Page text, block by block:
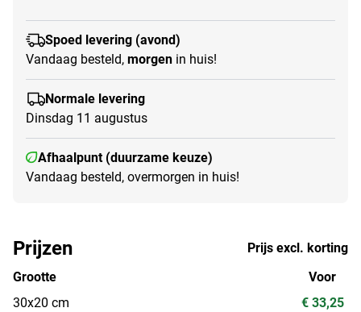
Spoed levering (avond)
Vandaag besteld, morgen in huis!
Normale levering
Dinsdag 11 augustus
Afhaalpunt (duurzame keuze)
Vandaag besteld, overmorgen in huis!
Prijzen
Prijs excl. korting
Grootte
30x20 cm
Voor
€ 33,25